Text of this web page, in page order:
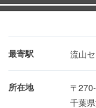
最寄駅 流山
所在地
〒
千葉